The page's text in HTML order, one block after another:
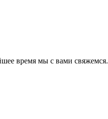
время мы с вами свяжемся.